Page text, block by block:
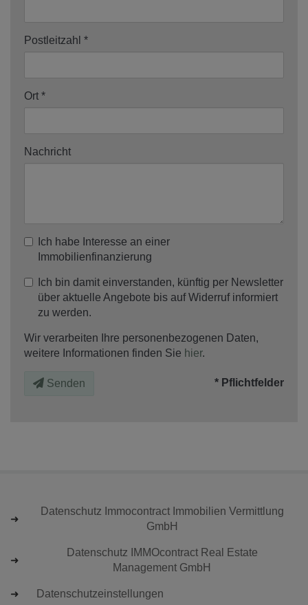
Postleitzahl
Ort
Nachricht
Ich habe Interesse an einer
Immobilienfinanzierung
Ich bin damit einverstanden, künftig per Newsletter
über aktuelle Angebote bis auf Widerruf informiert
zu werden.
Wir verarbeiten Ihre personenbezogenen Daten,
weitere Informationen finden Sie hier.
Senden * Pflichtfelder
Datenschutz Immocontract Immobilien Vermittlung
GmbH
Datenschutz IMMOcontract Real Estate
Management GmbH
Datenschutzeinstellungen